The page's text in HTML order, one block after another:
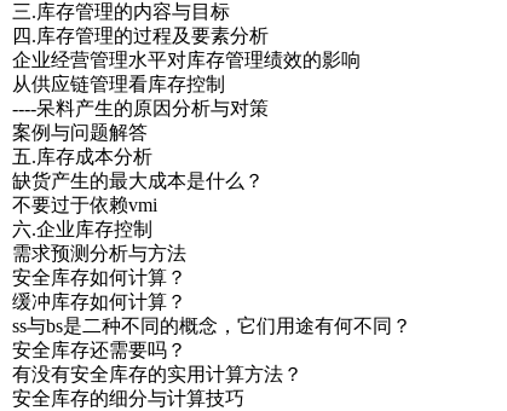
三.库存管理的内容与目标
四.库存管理的过程及要素分析
企业经营管理水平对库存管理绩效的影响
从供应链管理看库存控制
----呆料产生的原因分析与对策
案例与问题解答
五.库存成本分析
缺货产生的最大成本是什么？
不要过于依赖vmi
六.企业库存控制
需求预测分析与方法
安全库存如何计算？
缓冲库存如何计算？
ss与bs是二种不同的概念，它们用途有何不同？
安全库存还需要吗？
有没有安全库存的实用计算方法？
安全库存的细分与计算技巧